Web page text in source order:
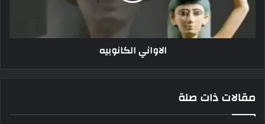
الاواني الكانوبيه
مقالات ذات صلة